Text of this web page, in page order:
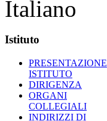
Italiano
Istituto
PRESENTAZIONE
ISTITUTO
DIRIGENZA
ORGANI
COLLEGIALI
INDIRIZZI DI